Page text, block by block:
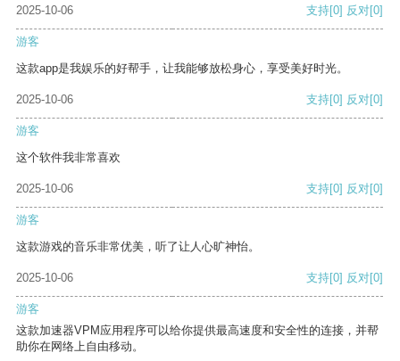
2025-10-06 支持[0] 反对[0]
游客
这款app是我娱乐的好帮手，让我能够放松身心，享受美好时光。
2025-10-06 支持[0] 反对[0]
游客
这个软件我非常喜欢
2025-10-06 支持[0] 反对[0]
游客
这款游戏的音乐非常优美，听了让人心旷神怡。
2025-10-06 支持[0] 反对[0]
游客
这款加速器VPM应用程序可以给你提供最高速度和安全性的连接，并帮
助你在网络上自由移动。